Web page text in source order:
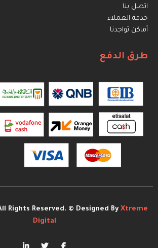
اتصل بنا
خدمة العملاء
أماكن تواجدنا
طرق الدفع
Rights Reserved. © Designed ByXtreme
Digital